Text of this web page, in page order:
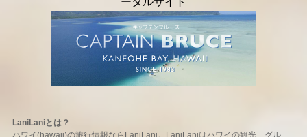
LaniLaniとは？
ハワイ(hawaii)の旅行情報ならLaniLani。LaniLaniはハワイの観光、グル